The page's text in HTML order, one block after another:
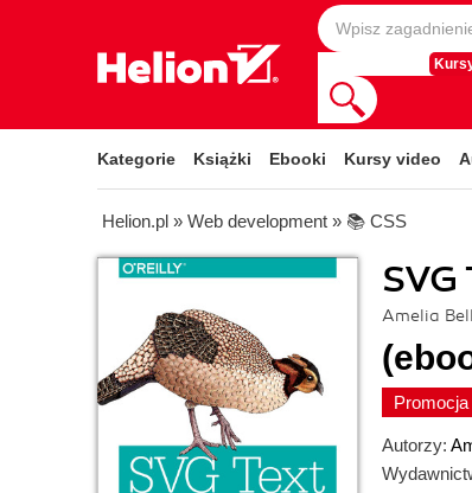
Kategorie Książki Ebooki Kursy video
Helion.pl » Web development » 📚 CSS
Amelia
Promocja
Autorzy: